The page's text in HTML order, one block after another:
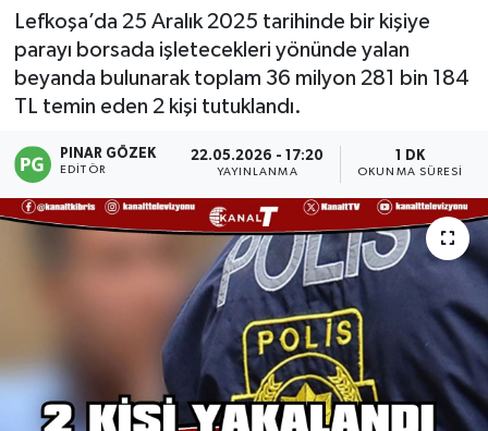
Lefkoşa’da 25 Aralık 2025 tarihinde bir kişiye
parayı borsada işletecekleri yönünde yalan
beyanda bulunarak toplam 36 milyon 281 bin 184
TL temin eden 2 kişi tutuklandı.
PINAR GÖZEK
EDITÖR
22.05.2026 - 17:20
YAYINLANMA
1 DK
OKUNMA SÜRESI